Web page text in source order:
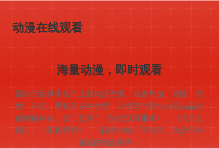
ONLINE
READING
动漫在线观看
海量动漫，即时观看
囧次元提供丰富的正版动漫资源，涵盖热血、冒险、恋
爱、科幻、悬疑等多种类型，让您随时随地享受高品质
的阅读体验。我们创作了《快把我哥带走》、《拾又之
国》、《识夜描银》、《隐世华族》等名作，为您带来
精彩的动漫世界。